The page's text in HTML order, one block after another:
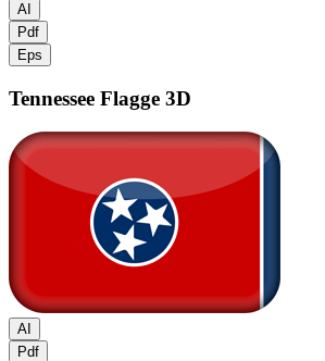
AI
Pdf
Eps
Tennessee Flagge 3D
AI
Pdf